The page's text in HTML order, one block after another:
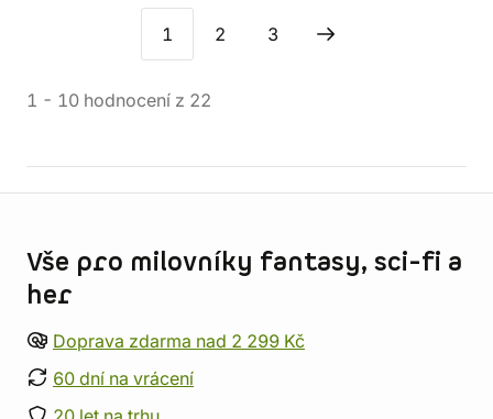
1 2 3
1 - 10 hodnocení z 22
Vše pro milovníky fantasy, sci-fi a
her
Doprava zdarma nad 2 299 Kč
60 dní na vrácení